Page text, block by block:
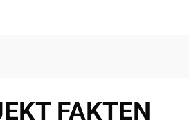
FAKTEN